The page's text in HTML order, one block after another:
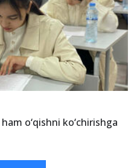
o‘qishni ko‘chirishga